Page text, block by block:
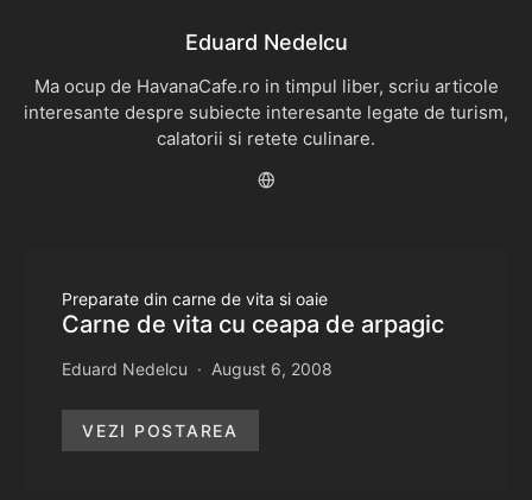
Eduard Nedelcu
Ma ocup de HavanaCafe.ro in timpul liber, scriu articole
interesante despre subiecte interesante legate de turism,
calatorii si retete culinare.
Preparate din carne de vita si oaie
Carne de vita cu ceapa de arpagic
Eduard Nedelcu August 6, 2008
VEZI POSTAREA